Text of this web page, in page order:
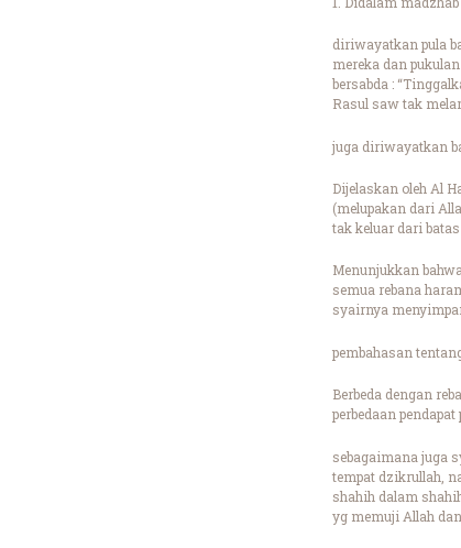
diriwayatkan pula
mereka dan
bersabda :
Rasul saw tak
juga diriwayatkan
Dijelaskan oleh Al
(melupakan dari
tak keluar dari
Menunjukkan
semua rebana
syairnya
pembahasan
Berbeda dengan
perbedaan
sebagaimana juga
tempat dzikrullah,
shahih dalam
yg memuji Allah